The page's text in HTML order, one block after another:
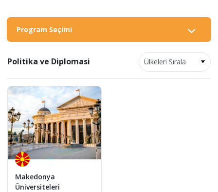
Program Seçimi
Politika ve Diplomasi
Makedonya
Üniversiteleri